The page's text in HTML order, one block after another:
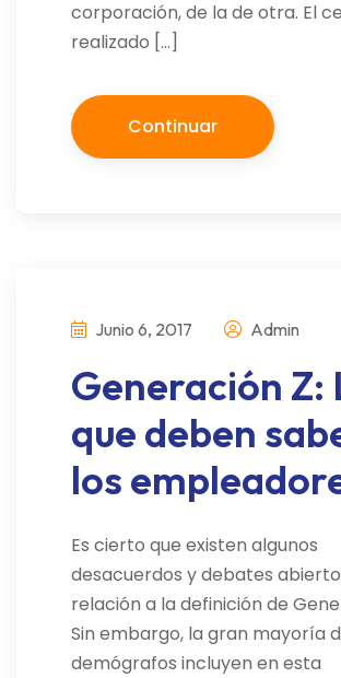
corporación, de la de otra. El
realizado […]
Continuar
Junio 6, 2017 Admin
Generación Z:
que deben
los
Es cierto que existen algunos
desacuerdos y debates
relación a la definición de
Sin embargo, la gran mayoría
demógrafos incluyen en esta